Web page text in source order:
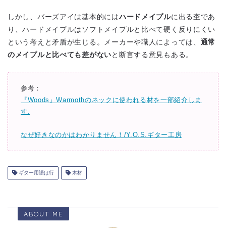
しかし、バーズアイは基本的にはハードメイプルに出る杢であ
り、ハードメイプルはソフトメイプルと比べて硬く反りにくい
という考えと矛盾が生じる。メーカーや職人によっては、 通常
のメイプルと比べても差がないと断言する意見もある。
参考：
『Woods』Warmothのネックに使われる材を一部紹介しま
す.
なぜ好きなのかはわかりません！/Y.O.S.ギター工房
ギター用語は行 木材
ABOUT ME